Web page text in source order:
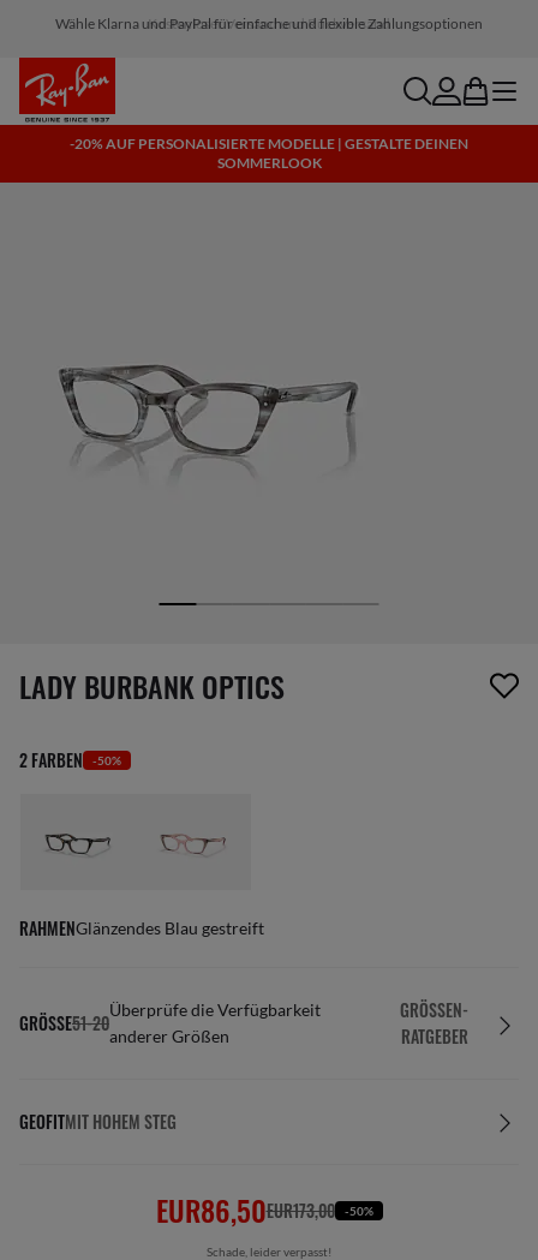
Wähle Klarna und PayPal für einfache und flexible Zahlungsoptionen
searchaccount
bag menu
-20% AUF PERSONALISIERTE MODELLE | GESTALTE DEINEN
SOMMERLOOK
1 Artikel wurde von deiner Wunschliste entfernt
LADY BURBANK OPTICS
2 FARBEN -50%
RAHMENGlänzendes Blau gestreift
GRÖSSE51-20
Überprüfe die Verfügbarkeit
anderer Größen
GRÖSSEN-R
ATGEBER
GEOFITMIT HOHEM STEG
EUR86,50EUR173,00 -50%
Schade, leider verpasst!